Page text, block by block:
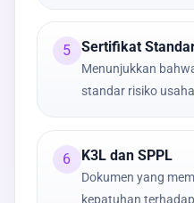
5 Sertifikat
Menunjukkan
standar risiko
6 K3L dan SPPL
Dokumen yang
kepatuhan